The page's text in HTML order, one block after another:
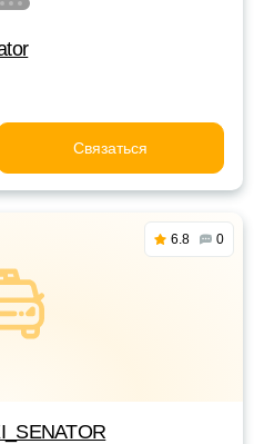
Связаться
6.8 0